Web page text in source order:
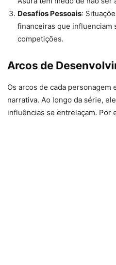
Desafios Pessoais:
financeiras que influenciam
competições.
Arcos de
Os arcos de cada personagem
narrativa. Ao longo da série,
influências se entrelaçam. Por